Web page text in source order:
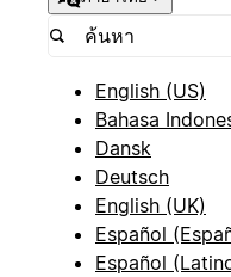
English (US)
Bahasa
Dansk
Deutsch
English (UK)
Español
Español